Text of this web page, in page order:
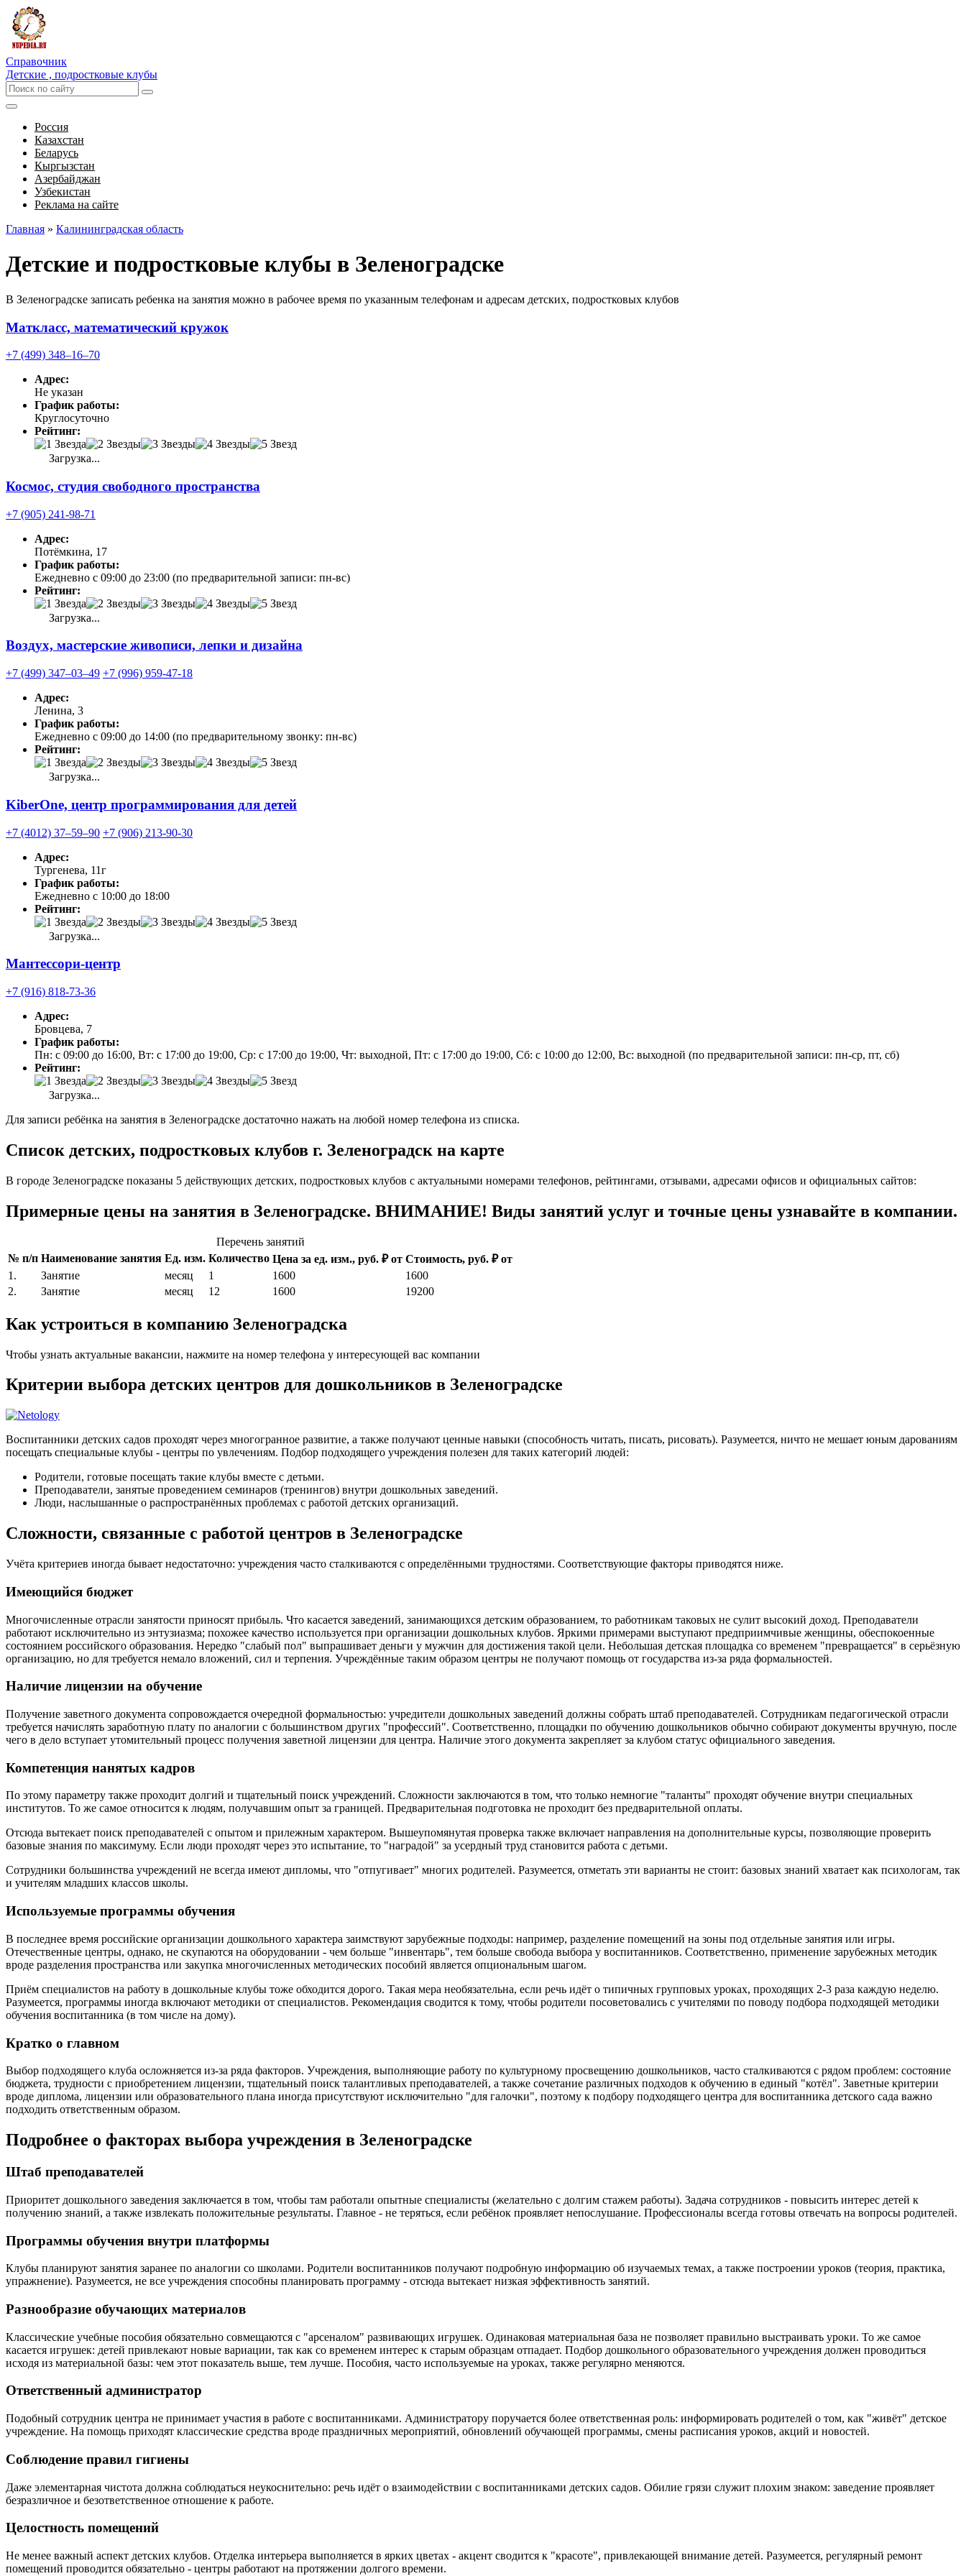
Справочник
Детские , подростковые клубы
Россия
Казахстан
Беларусь
Кыргызстан
Азербайджан
Узбекистан
Реклама на сайте
Главная » Калининградская область
Детские и подростковые клубы в Зеленоградске
В Зеленоградске записать ребенка на занятия можно в рабочее время по указанным телефонам и адресам детских, подростковых клубов
Маткласс, математический кружок
+7 (499) 348‒16‒70
Адрес:
Не указан
График работы:
Круглосуточно
Рейтинг:
Загрузка...
Космос, студия свободного пространства
+7 (905) 241-98-71
Адрес:
Потёмкина, 17
График работы:
Ежедневно с 09:00 до 23:00 (по предварительной записи: пн-вс)
Рейтинг:
Загрузка...
Воздух, мастерские живописи, лепки и дизайна
+7 (499) 347‒03‒49 +7 (996) 959-47-18
Адрес:
Ленина, 3
График работы:
Ежедневно с 09:00 до 14:00 (по предварительному звонку: пн-вс)
Рейтинг:
Загрузка...
KiberOne, центр программирования для детей
+7 (4012) 37‒59‒90 +7 (906) 213-90-30
Адрес:
Тургенева, 11г
График работы:
Ежедневно с 10:00 до 18:00
Рейтинг:
Загрузка...
Мантессори-центр
+7 (916) 818-73-36
Адрес:
Бровцева, 7
График работы:
Пн: с 09:00 до 16:00, Вт: с 17:00 до 19:00, Ср: с 17:00 до 19:00, Чт: выходной, Пт: с 17:00 до 19:00, Сб: с 10:00 до 12:00, Вс: выходной (по предварительной записи: пн-ср, пт, сб)
Рейтинг:
Загрузка...
Для записи ребёнка на занятия в Зеленоградске достаточно нажать на любой номер телефона из списка.
Список детских, подростковых клубов г. Зеленоградск на карте
В городе Зеленоградске показаны 5 действующих детских, подростковых клубов с актуальными номерами телефонов, рейтингами, отзывами, адресами офисов и официальных сайтов:
Примерные цены на занятия в Зеленоградске. ВНИМАНИЕ! Виды занятий услуг и точные цены узнавайте в компании.
Перечень занятий
№ п/п Наименование занятия Ед. изм. Количество Цена за ед. изм., руб. ₽ от Стоимость, руб. ₽ от
1.
Занятие месяц 1 1600
1600
2.
Занятие месяц 12 1600 19200
Как устроиться в компанию Зеленоградска
Чтобы узнать актуальные вакансии, нажмите на номер телефона у интересующей вас компании
Критерии выбора детских центров для дошкольников в Зеленоградске
Воспитанники детских садов проходят через многогранное развитие, а также получают ценные навыки (способность читать, писать, рисовать). Разумеется, ничто не мешает юным дарованиям
посещать специальные клубы - центры по увлечениям. Подбор подходящего учреждения полезен для таких категорий людей:
Родители, готовые посещать такие клубы вместе с детьми.
Преподаватели, занятые проведением семинаров (тренингов) внутри дошкольных заведений.
Люди, наслышанные о распространённых проблемах с работой детских организаций.
Сложности, связанные с работой центров в Зеленоградске
Учёта критериев иногда бывает недостаточно: учреждения часто сталкиваются с определёнными трудностями. Соответствующие факторы приводятся ниже.
Имеющийся бюджет
Многочисленные отрасли занятости приносят прибыль. Что касается заведений, занимающихся детским образованием, то работникам таковых не сулит высокий доход. Преподаватели
работают исключительно из энтузиазма; похожее качество используется при организации дошкольных клубов. Яркими примерами выступают предприимчивые женщины, обеспокоенные
состоянием российского образования. Нередко "слабый пол" выпрашивает деньги у мужчин для достижения такой цели. Небольшая детская площадка со временем "превращается" в серьёзную
организацию, но для требуется немало вложений, сил и терпения. Учреждённые таким образом центры не получают помощь от государства из-за ряда формальностей.
Наличие лицензии на обучение
Получение заветного документа сопровождается очередной формальностью: учредители дошкольных заведений должны собрать штаб преподавателей. Сотрудникам педагогической отрасли
требуется начислять заработную плату по аналогии с большинством других "профессий". Соответственно, площадки по обучению дошкольников обычно собирают документы вручную, после
чего в дело вступает утомительный процесс получения заветной лицензии для центра. Наличие этого документа закрепляет за клубом статус официального заведения.
Компетенция нанятых кадров
По этому параметру также проходит долгий и тщательный поиск учреждений. Сложности заключаются в том, что только немногие "таланты" проходят обучение внутри специальных
институтов. То же самое относится к людям, получавшим опыт за границей. Предварительная подготовка не проходит без предварительной оплаты.
Отсюда вытекает поиск преподавателей с опытом и прилежным характером. Вышеупомянутая проверка также включает направления на дополнительные курсы, позволяющие проверить
базовые знания по максимуму. Если люди проходят через это испытание, то "наградой" за усердный труд становится работа с детьми.
Сотрудники большинства учреждений не всегда имеют дипломы, что "отпугивает" многих родителей. Разумеется, отметать эти варианты не стоит: базовых знаний хватает как психологам, так
и учителям младших классов школы.
Используемые программы обучения
В последнее время российские организации дошкольного характера заимствуют зарубежные подходы: например, разделение помещений на зоны под отдельные занятия или игры.
Отечественные центры, однако, не скупаются на оборудовании - чем больше "инвентарь", тем больше свобода выбора у воспитанников. Соответственно, применение зарубежных методик
вроде разделения пространства или закупка многочисленных методических пособий является опциональным шагом.
Приём специалистов на работу в дошкольные клубы тоже обходится дорого. Такая мера необязательна, если речь идёт о типичных групповых уроках, проходящих 2-3 раза каждую неделю.
Разумеется, программы иногда включают методики от специалистов. Рекомендация сводится к тому, чтобы родители посоветовались с учителями по поводу подбора подходящей методики
обучения воспитанника (в том числе на дому).
Кратко о главном
Выбор подходящего клуба осложняется из-за ряда факторов. Учреждения, выполняющие работу по культурному просвещению дошкольников, часто сталкиваются с рядом проблем: состояние
бюджета, трудности с приобретением лицензии, тщательный поиск талантливых преподавателей, а также сочетание различных подходов к обучению в единый "котёл". Заветные критерии
вроде диплома, лицензии или образовательного плана иногда присутствуют исключительно "для галочки", поэтому к подбору подходящего центра для воспитанника детского сада важно
подходить ответственным образом.
Подробнее о факторах выбора учреждения в Зеленоградске
Штаб преподавателей
Приоритет дошкольного заведения заключается в том, чтобы там работали опытные специалисты (желательно с долгим стажем работы). Задача сотрудников - повысить интерес детей к
получению знаний, а также извлекать положительные результаты. Главное - не теряться, если ребёнок проявляет непослушание. Профессионалы всегда готовы отвечать на вопросы родителей.
Программы обучения внутри платформы
Клубы планируют занятия заранее по аналогии со школами. Родители воспитанников получают подробную информацию об изучаемых темах, а также построении уроков (теория, практика,
упражнение). Разумеется, не все учреждения способны планировать программу - отсюда вытекает низкая эффективность занятий.
Разнообразие обучающих материалов
Классические учебные пособия обязательно совмещаются с "арсеналом" развивающих игрушек. Одинаковая материальная база не позволяет правильно выстраивать уроки. То же самое
касается игрушек: детей привлекают новые вариации, так как со временем интерес к старым образцам отпадает. Подбор дошкольного образовательного учреждения должен проводиться
исходя из материальной базы: чем этот показатель выше, тем лучше. Пособия, часто используемые на уроках, также регулярно меняются.
Ответственный администратор
Подобный сотрудник центра не принимает участия в работе с воспитанниками. Администратору поручается более ответственная роль: информировать родителей о том, как "живёт" детское
учреждение. На помощь приходят классические средства вроде праздничных мероприятий, обновлений обучающей программы, смены расписания уроков, акций и новостей.
Соблюдение правил гигиены
Даже элементарная чистота должна соблюдаться неукоснительно: речь идёт о взаимодействии с воспитанниками детских садов. Обилие грязи служит плохим знаком: заведение проявляет
безразличное и безответственное отношение к работе.
Целостность помещений
Не менее важный аспект детских клубов. Отделка интерьера выполняется в ярких цветах - акцент сводится к "красоте", привлекающей внимание детей. Разумеется, регулярный ремонт
помещений проводится обязательно - центры работают на протяжении долгого времени.